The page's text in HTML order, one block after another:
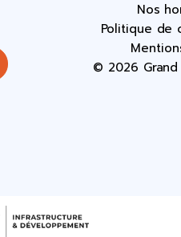
Nos
Politique de
© 2026